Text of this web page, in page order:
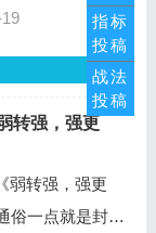
转强，强更
弱转强，强更
俗一点就是封板
指标
投稿
战法
投稿